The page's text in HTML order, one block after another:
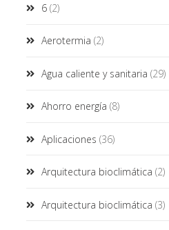
6 (2)
Aerotermia (2)
Agua caliente y sanitaria (29)
Ahorro energía (8)
Aplicaciones (36)
Arquitectura bioclimática (2)
Arquitectura bioclimática (3)